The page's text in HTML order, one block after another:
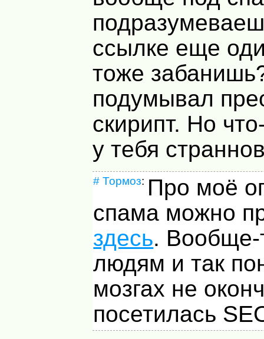
ссылке еще
тоже
подумывал
скирипт. Но
у тебя
# Тормоз: Про моё
спама можно
здесь. Вообще-
людям и так
мозгах не
посетилась